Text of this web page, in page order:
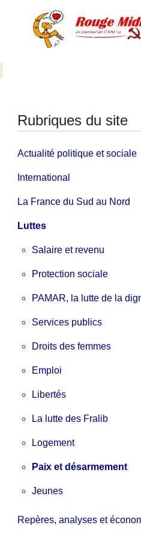
Rubriques du site
Actualité politique et sociale
International
La France du Sud au Nord
Luttes
Salaire et revenu
Protection sociale
PAMAR, la lutte de la
Services publics
Droits des femmes
Emploi
Libertés
La lutte des Fralib
Logement
Paix et désarmement
Jeunes
Repères, analyses et